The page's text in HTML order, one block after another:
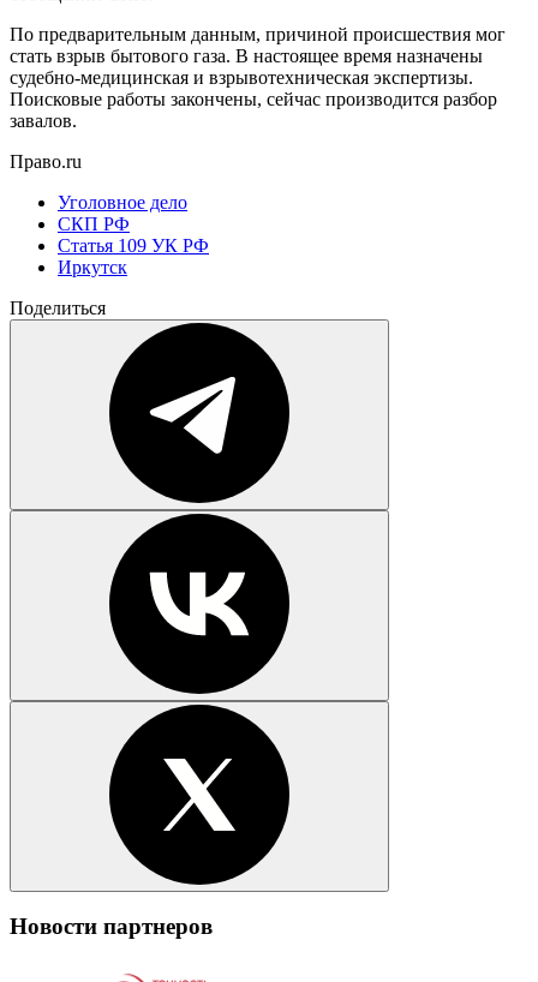
По предварительным данным, причиной происшествия мог
стать взрыв бытового газа. В настоящее время назначены
судебно-медицинская и взрывотехническая экспертизы.
Поисковые работы закончены, сейчас производится разбор
завалов.
Право.ru
Уголовное дело
СКП РФ
Статья 109 УК РФ
Иркутск
Поделиться
Новости партнеров